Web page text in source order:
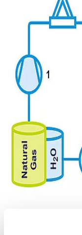
Les pompes à gaz et à
une utilisation efficaces